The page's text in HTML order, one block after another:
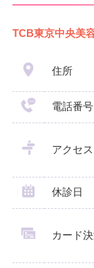
TCB東京中央美
住所
電話番号
アクセス
休診日
カード